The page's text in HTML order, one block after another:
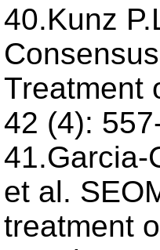
40.Kunz
Treatment
42 (4):
41.Garcia-
et al.
treatment